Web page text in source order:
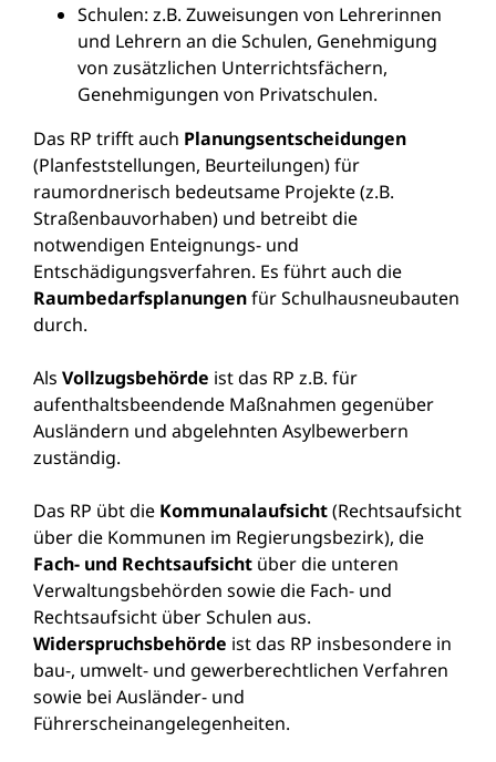
Schulen: z.B. Zuweisungen von Lehrerinnen
und Lehrern an die Schulen, Genehmigung
von zusätzlichen Unterrichtsfächern,
Genehmigungen von Privatschulen.
Das RP trifft auch Planungsentscheidungen
(Planfeststellungen, Beurteilungen) für
raumordnerisch bedeutsame Projekte (z.B.
Straßenbauvorhaben) und betreibt die
notwendigen Enteignungs- und
Entschädigungsverfahren. Es führt auch die
Raumbedarfsplanungenfür Schulhausneubauten
durch.
Als Vollzugsbehörde ist das RP z.B. für
aufenthaltsbeendende Maßnahmen gegenüber
Ausländern und abgelehnten Asylbewerbern
zuständig.
Das RP übt die Kommunalaufsicht(Rechtsaufsicht
über die Kommunen im Regierungsbezirk), die
Fach- und Rechtsaufsicht über die unteren
Verwaltungsbehörden sowie die Fach- und
Rechtsaufsicht über Schulen aus.
Widerspruchsbehörde ist das RP insbesondere in
bau-, umwelt- und gewerberechtlichen Verfahren
sowie bei Ausländer- und
Führerscheinangelegenheiten.